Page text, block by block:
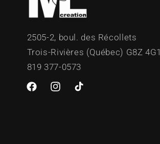
2505-2, boul. des Récollets
Trois-Rivières (Québec) G8Z 4G1
819 377-0573
FacebookInstagramTikTok